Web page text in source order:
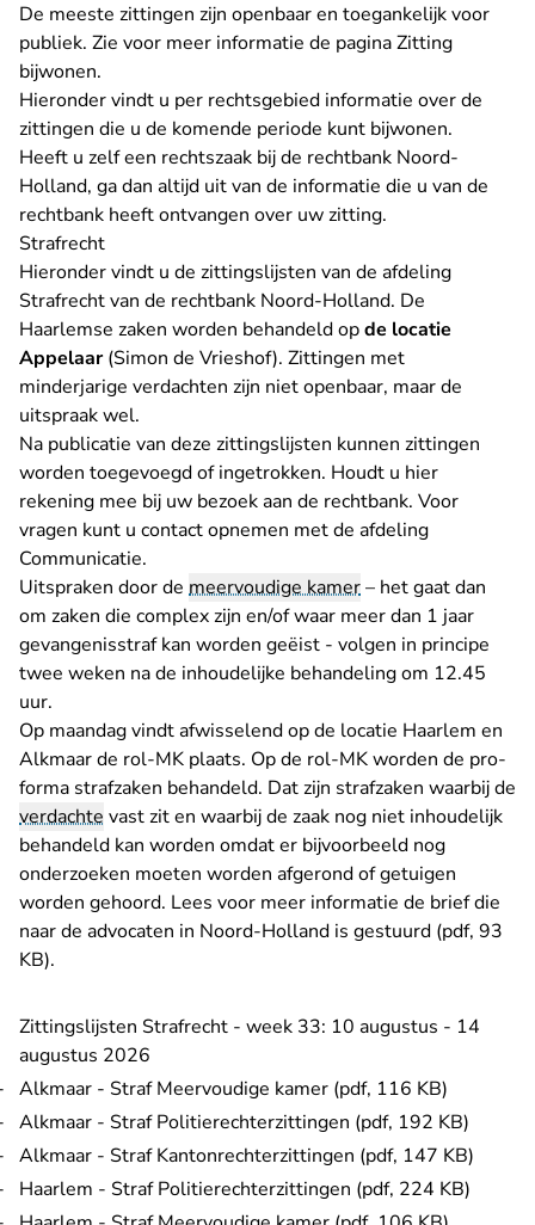
De meeste zittingen zijn openbaar en toegankelijk voor
publiek. Zie voor meer informatie de paginaZitting
bijwonen.
Hieronder vindt u per rechtsgebied informatie over de
zittingen die u de komende periode kunt bijwonen.
Heeft u zelf een rechtszaak bij de rechtbank Noord-
Holland, ga dan altijd uit van de informatie die u van de
rechtbank heeft ontvangen over uw zitting.
Strafrecht
Hieronder vindt u de zittingslijsten van de afdeling
Strafrecht van de rechtbank Noord-Holland. De
Haarlemse zaken worden behandeld opde locatie
Appelaar(Simon de Vrieshof). Zittingen met
minderjarige verdachten zijn niet openbaar, maar de
uitspraak wel.
Na publicatie van deze zittingslijsten kunnen zittingen
worden toegevoegd of ingetrokken. Houdt u hier
rekening mee bij uw bezoek aan de rechtbank. Voor
vragen kunt u contact opnemen met de afdeling
Communicatie.
Uitspraken door de meervoudige kamer– het gaat dan
om zaken die complex zijn en/of waar meer dan 1 jaar
gevangenisstraf kan worden geëist - volgen in principe
twee weken na de inhoudelijke behandeling om 12.45
uur.
Op maandag vindt afwisselend op de locatie Haarlem en
Alkmaar de rol-MK plaats. Op de rol-MK worden de pro-
forma strafzaken behandeld. Dat zijn strafzaken waarbij de
verdachte vast zit en waarbij de zaak nog niet inhoudelijk
behandeld kan worden omdat er bijvoorbeeld nog
onderzoeken moeten worden afgerond of getuigen
worden gehoord. Lees voor meer informatie de brief die
naar de advocaten in Noord-Holland is gestuurd (pdf, 93
KB).
Zittingslijsten Strafrecht - week 33: 10 augustus - 14
augustus 2026
Alkmaar - Straf Meervoudige kamer (pdf, 116 KB)
Alkmaar - Straf Politierechterzittingen (pdf, 192 KB)
Alkmaar - Straf Kantonrechterzittingen (pdf, 147 KB)
Haarlem - Straf Politierechterzittingen (pdf, 224 KB)